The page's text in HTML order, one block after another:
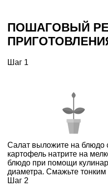
ПОШАГОВЫЙ
Шаг 1
Салат выложите на блюдо
картофель натрите на
блюдо при помощи
диаметра. Смажьте
Шаг 2